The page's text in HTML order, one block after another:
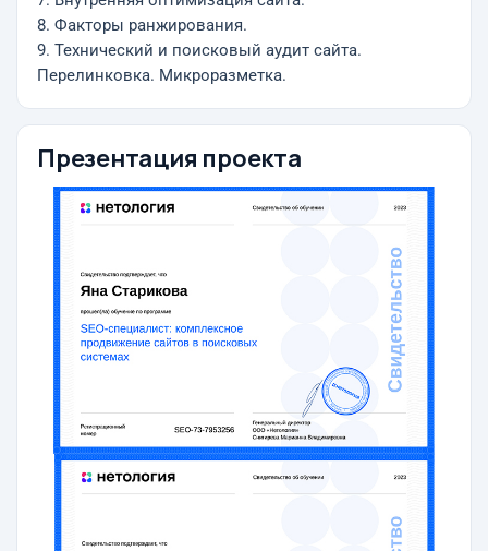
8. Факторы ранжирования.
9. Технический и поисковый аудит сайта.
Перелинковка. Микроразметка.
Презентация проекта